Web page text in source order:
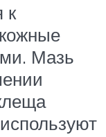
к
Мазь